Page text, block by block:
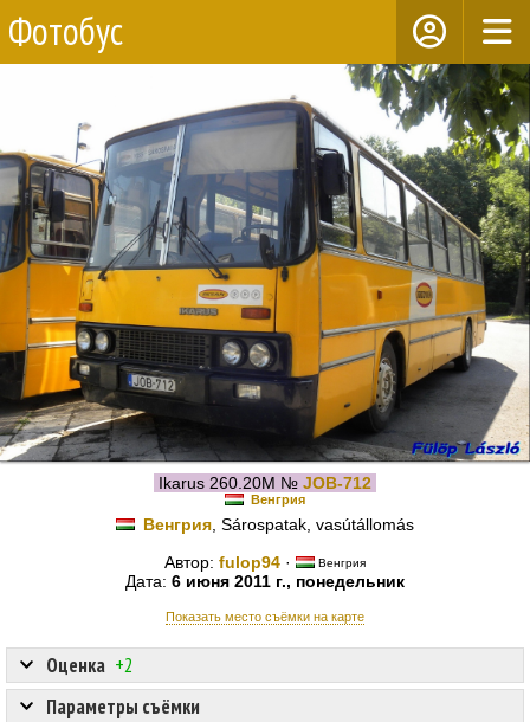
Фотобус
Ikarus 260.20M № JOB-712
Венгрия
Венгрия , Sárospatak, vasútállomás
Автор: fulop94 · Венгрия
Дата: 6 июня 2011 г., понедельник
Показать место съёмки на карте
Оценка +2
Параметры съёмки